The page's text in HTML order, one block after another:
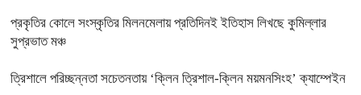
প্রকৃতির কোলে সংস্কৃতির মিলনমেলায় প্রতিদিনই ইতিহাস লিখছে কুমিল্লার
সুপ্রভাত মঞ্চ
ত্রিশালে পরিচ্ছন্নতা সচেতনতায় ‘ক্লিন ত্রিশাল-ক্লিন ময়মনসিংহ’ ক্যাম্পেইন